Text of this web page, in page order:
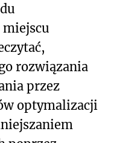
rozwiązania
przez
optymalizacji